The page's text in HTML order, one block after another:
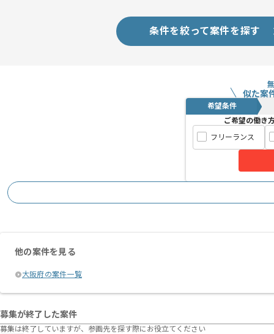
条件を絞って案件を探す
似た案
希望条件
ご希望の働き
フリーランス
他の案件を見る
大阪府の案件一覧
募集が終了した案件
募集は終了していますが、参画先を探す際にお役立てください